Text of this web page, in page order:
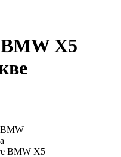
X5
BMW
BMW X5